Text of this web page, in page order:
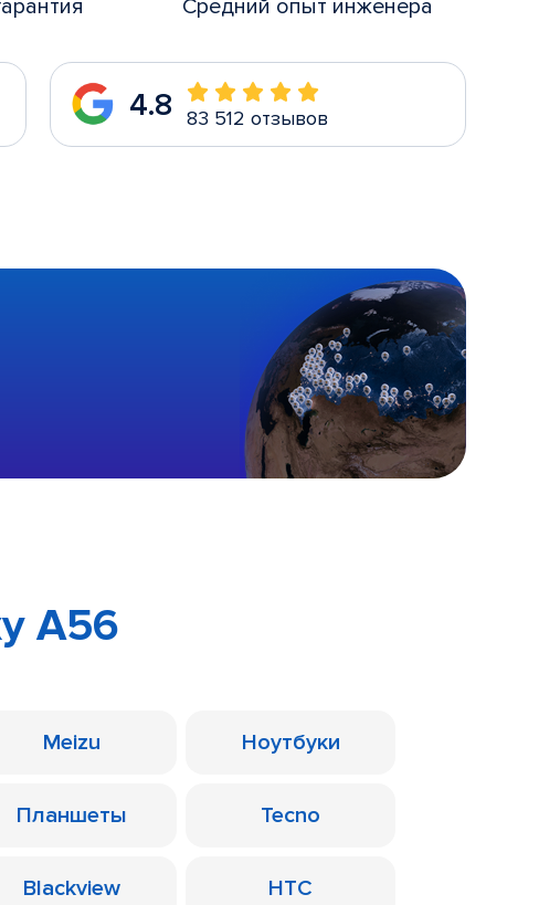
Средний опыт инженера
4.8 83 512 отзывов
A56
Meizu Ноутбуки
Планшеты Tecno
Blackview HTC